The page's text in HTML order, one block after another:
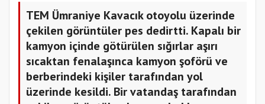
TEM Ümraniye Kavacık otoyolu üzerinde
çekilen görüntüler pes dedirtti. Kapalı bir
kamyon içinde götürülen sığırlar aşırı
sıcaktan fenalaşınca kamyon şoförü ve
berberindeki kişiler tarafından yol
üzerinde kesildi. Bir vatandaş tarafından